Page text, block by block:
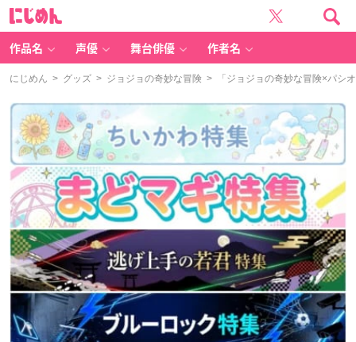
作品名 声優 舞台俳優 作者名
にじめん > グッズ > ジョジョの奇妙な冒険 > 「ジョジョの奇妙な冒険×パシ